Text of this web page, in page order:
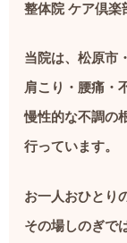
整体院 ケア倶楽
当院は、松原市
肩こり・腰痛・
慢性的な不調の
行っています。
お一人おひとり
その場しのぎで